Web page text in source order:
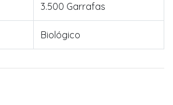
3.500 Garrafas
Biológico